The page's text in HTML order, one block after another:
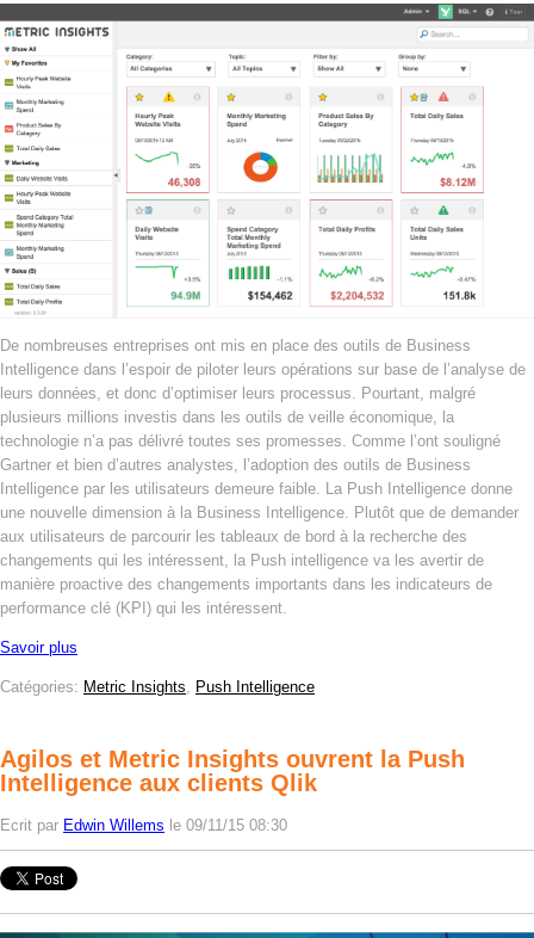
De nombreuses entreprises ont mis en place des outils de Business
Intelligence dans l’espoir de piloter leurs opérations sur base de l’analyse de
leurs données, et donc d’optimiser leurs processus. Pourtant, malgré
plusieurs millions investis dans les outils de veille économique, la
technologie n’a pas délivré toutes ses promesses. Comme l’ont souligné
Gartner et bien d’autres analystes, l’adoption des outils de Business
Intelligence par les utilisateurs demeure faible. La Push Intelligence donne
une nouvelle dimension à la Business Intelligence. Plutôt que de demander
aux utilisateurs de parcourir les tableaux de bord à la recherche des
changements qui les intéressent, la Push intelligence va les avertir de
manière proactive des changements importants dans les indicateurs de
performance clé (KPI) qui les intéressent.
Savoir plus
Catégories: Metric Insights Push Intelligence
Agilos et Metric Insights ouvrent la Push
Intelligence aux clients Qlik
Ecrit par Edwin Willems le 09/11/15 08:30